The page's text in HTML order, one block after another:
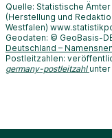
Quelle: Statistische
(Herstellung und
Westfalen)
Geodaten: © GeoBasis-
Deutschland –
Postleitzahlen:
germany-postleitzahl